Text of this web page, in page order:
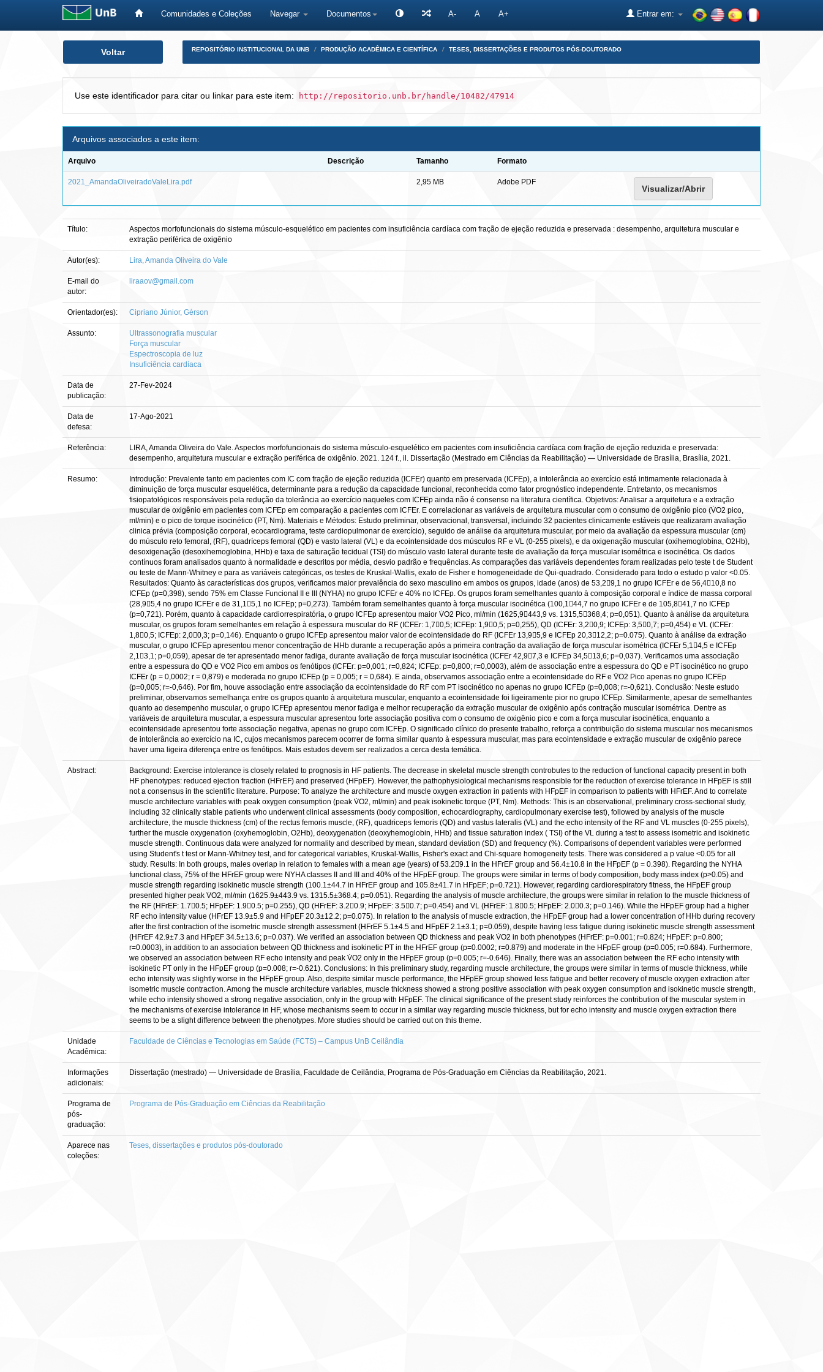
Comunidades e Coleções Navegar Documentos A- A A+ Entrar em:
Voltar REPOSITÓRIO INSTITUCIONAL DA UNB PRODUÇÃO ACADÊMICA E CIENTÍFICA TESES, DISSERTAÇÕES E PRODUTOS PÓS-DOUTORADO
Use este identificador para citar ou linkar para este item: http://repositorio.unb.br/handle/10482/47914
Arquivos associados a este item:
Arquivo Descrição Tamanho Formato
2021_AmandaOliveiradoValeLira.pdf 2,95 MB Adobe PDF
Visualizar/Abrir
Título:
Aspectos morfofuncionais do sistema músculo-esquelético em pacientes com insuficiência cardíaca com fração de ejeção reduzida e preservada : desempenho, arquitetura muscular e
extração periférica de oxigênio
Autor(es): Lira, Amanda Oliveira do Vale
E-mail do
autor:
liraaov@gmail.com
Orientador(es): Cipriano Júnior, Gérson
Assunto:
Ultrassonografia muscular
Força muscular
Espectroscopia de luz
Insuficiência cardíaca
Data de
publicação:
27-Fev-2024
Data de
defesa:
17-Ago-2021
Referência:
LIRA, Amanda Oliveira do Vale. Aspectos morfofuncionais do sistema músculo-esquelético em pacientes com insuficiência cardíaca com fração de ejeção reduzida e preservada:
desempenho, arquitetura muscular e extração periférica de oxigênio. 2021. 124 f., il. Dissertação (Mestrado em Ciências da Reabilitação) — Universidade de Brasília, Brasília, 2021.
Resumo:
Introdução: Prevalente tanto em pacientes com IC com fração de ejeção reduzida (ICFEr) quanto em preservada (ICFEp), a intolerância ao exercício está intimamente relacionada à
diminuição de força muscular esquelética, determinante para a redução da capacidade funcional, reconhecida como fator prognóstico independente. Entretanto, os mecanismos
fisiopatológicos responsáveis pela redução da tolerância ao exercício naqueles com ICFEp ainda não é consenso na literatura científica. Objetivos: Analisar a arquitetura e a extração
muscular de oxigênio em pacientes com ICFEp em comparação a pacientes com ICFEr. E correlacionar as variáveis de arquitetura muscular com o consumo de oxigênio pico (V̇O2 pico,
ml/min) e o pico de torque isocinético (PT, Nm). Materiais e Métodos: Estudo preliminar, observacional, transversal, incluindo 32 pacientes clinicamente estáveis que realizaram avaliação
clinica prévia (composição corporal, ecocardiograma, teste cardiopulmonar de exercício), seguido de análise da arquitetura muscular, por meio da avaliação da espessura muscular (cm)
do músculo reto femoral, (RF), quadríceps femoral (QD) e vasto lateral (VL) e da ecointensidade dos músculos RF e VL (0-255 pixels), e da oxigenação muscular (oxihemoglobina, O2Hb),
desoxigenação (desoxihemoglobina, HHb) e taxa de saturação tecidual (TSI) do músculo vasto lateral durante teste de avaliação da força muscular isométrica e isocinética. Os dados
contínuos foram analisados quanto à normalidade e descritos por média, desvio padrão e frequências. As comparações das variáveis dependentes foram realizadas pelo teste t de Student
ou teste de Mann-Whitney e para as variáveis categóricas, os testes de Kruskal-Wallis, exato de Fisher e homogeneidade de Qui-quadrado. Considerado para todo o estudo p valor <0.05.
Resultados: Quanto às características dos grupos, verificamos maior prevalência do sexo masculino em ambos os grupos, idade (anos) de 53,29,1 no grupo ICFEr e de 56,410,8 no
ICFEp (p=0,398), sendo 75% em Classe Funcional II e III (NYHA) no grupo ICFEr e 40% no ICFEp. Os grupos foram semelhantes quanto à composição corporal e índice de massa corporal
(28,95,4 no grupo ICFEr e de 31,15,1 no ICFEp; p=0,273). Também foram semelhantes quanto à força muscular isocinética (100,144,7 no grupo ICFEr e de 105,841,7 no ICFEp
(p=0,721). Porém, quanto à capacidade cardiorrespiratória, o grupo ICFEp apresentou maior V̇O2 Pico, ml/min (1625,9443,9 vs. 1315,5368,4; p=0,051). Quanto à análise da arquitetura
muscular, os grupos foram semelhantes em relação à espessura muscular do RF (ICFEr: 1,70,5; ICFEp: 1,90,5; p=0,255), QD (ICFEr: 3,20,9; ICFEp: 3,50,7; p=0,454) e VL (ICFEr:
1,80,5; ICFEp: 2,00,3; p=0,146). Enquanto o grupo ICFEp apresentou maior valor de ecointensidade do RF (ICFEr 13,95,9 e ICFEp 20,312,2; p=0.075). Quanto à análise da extração
muscular, o grupo ICFEp apresentou menor concentração de HHb durante a recuperação após a primeira contração da avaliação de força muscular isométrica (ICFEr 5,14,5 e ICFEp
2,13,1; p=0,059), apesar de ter apresentado menor fadiga, durante avaliação de força muscular isocinética (ICFEr 42,97,3 e ICFEp 34,513,6; p=0,037). Verificamos uma associação
entre a espessura do QD e V̇O2 Pico em ambos os fenótipos (ICFEr: p=0,001; r=0,824; ICFEp: p=0,800; r=0,0003), além de associação entre a espessura do QD e PT isocinético no grupo
ICFEr (p = 0,0002; r = 0,879) e moderada no grupo ICFEp (p = 0,005; r = 0,684). E ainda, observamos associação entre a ecointensidade do RF e V̇O2 Pico apenas no grupo ICFEp
(p=0,005; r=-0,646). Por fim, houve associação entre associação da ecointensidade do RF com PT isocinético no apenas no grupo ICFEp (p=0,008; r=-0,621). Conclusão: Neste estudo
preliminar, observamos semelhança entre os grupos quanto à arquitetura muscular, enquanto a ecointensidade foi ligeiramente pior no grupo ICFEp. Similarmente, apesar de semelhantes
quanto ao desempenho muscular, o grupo ICFEp apresentou menor fadiga e melhor recuperação da extração muscular de oxigênio após contração muscular isométrica. Dentre as
variáveis de arquitetura muscular, a espessura muscular apresentou forte associação positiva com o consumo de oxigênio pico e com a força muscular isocinética, enquanto a
ecointensidade apresentou forte associação negativa, apenas no grupo com ICFEp. O significado clínico do presente trabalho, reforça a contribuição do sistema muscular nos mecanismos
de intolerância ao exercício na IC, cujos mecanismos parecem ocorrer de forma similar quanto à espessura muscular, mas para ecointensidade e extração muscular de oxigênio parece
haver uma ligeira diferença entre os fenótipos. Mais estudos devem ser realizados a cerca desta temática.
Abstract:
Background: Exercise intolerance is closely related to prognosis in HF patients. The decrease in skeletal muscle strength controbutes to the reduction of functional capacity present in both
HF phenotypes: reduced ejection fraction (HFrEF) and preserved (HFpEF). However, the pathophysiological mechanisms responsible for the reduction of exercise tolerance in HFpEF is still
not a consensus in the scientific literature. Purpose: To analyze the architecture and muscle oxygen extraction in patients with HFpEF in comparison to patients with HFrEF. And to correlate
muscle architecture variables with peak oxygen consumption (peak V̇O2, ml/min) and peak isokinetic torque (PT, Nm). Methods: This is an observational, preliminary cross-sectional study,
including 32 clinically stable patients who underwent clinical assessments (body composition, echocardiography, cardiopulmonary exercise test), followed by analysis of the muscle
architecture, the muscle thickness (cm) of the rectus femoris muscle, (RF), quadriceps femoris (QD) and vastus lateralis (VL) and the echo intensity of the RF and VL muscles (0-255 pixels),
further the muscle oxygenation (oxyhemoglobin, O2Hb), deoxygenation (deoxyhemoglobin, HHb) and tissue saturation index ( TSI) of the VL during a test to assess isometric and isokinetic
muscle strength. Continuous data were analyzed for normality and described by mean, standard deviation (SD) and frequency (%). Comparisons of dependent variables were performed
using Student's t test or Mann-Whitney test, and for categorical variables, Kruskal-Wallis, Fisher's exact and Chi-square homogeneity tests. There was considered a p value <0.05 for all
study. Results: In both groups, males overlap in relation to females with a mean age (years) of 53.29.1 in the HFrEF group and 56.4±10.8 in the HFpEF (p = 0.398). Regarding the NYHA
functional class, 75% of the HFrEF group were NYHA classes II and III and 40% of the HFpEF group. The groups were similar in terms of body composition, body mass index (p>0.05) and
muscle strength regarding isokinetic muscle strength (100.1±44.7 in HFrEF group and 105.8±41.7 in HFpEF; p=0.721). However, regarding cardiorespiratory fitness, the HFpEF group
presented higher peak V̇O2, ml/min (1625.9±443.9 vs. 1315.5±368.4; p=0.051). Regarding the analysis of muscle architecture, the groups were similar in relation to the muscle thickness of
the RF (HFrEF: 1.70.5; HFpEF: 1.90.5; p=0.255), QD (HFrEF: 3.20.9; HFpEF: 3.50.7; p=0.454) and VL (HFrEF: 1.80.5; HFpEF: 2.00.3; p=0.146). While the HFpEF group had a higher
RF echo intensity value (HFrEF 13.9±5.9 and HFpEF 20.3±12.2; p=0.075). In relation to the analysis of muscle extraction, the HFpEF group had a lower concentration of HHb during recovery
after the first contraction of the isometric muscle strength assessment (HFrEF 5.1±4.5 and HFpEF 2.1±3.1; p=0.059), despite having less fatigue during isokinetic muscle strength assessment
(HFrEF 42.9±7.3 and HFpEF 34.5±13.6; p=0.037). We verified an association between QD thickness and peak V̇O2 in both phenotypes (HFrEF: p=0.001; r=0.824; HFpEF: p=0.800;
r=0.0003), in addition to an association between QD thickness and isokinetic PT in the HFrEF group (p=0.0002; r=0.879) and moderate in the HFpEF group (p=0.005; r=0.684). Furthermore,
we observed an association between RF echo intensity and peak V̇O2 only in the HFpEF group (p=0.005; r=-0.646). Finally, there was an association between the RF echo intensity with
isokinetic PT only in the HFpEF group (p=0.008; r=-0.621). Conclusions: In this preliminary study, regarding muscle architecture, the groups were similar in terms of muscle thickness, while
echo intensity was slightly worse in the HFpEF group. Also, despite similar muscle performance, the HFpEF group showed less fatigue and better recovery of muscle oxygen extraction after
isometric muscle contraction. Among the muscle architecture variables, muscle thickness showed a strong positive association with peak oxygen consumption and isokinetic muscle strength,
while echo intensity showed a strong negative association, only in the group with HFpEF. The clinical significance of the present study reinforces the contribution of the muscular system in
the mechanisms of exercise intolerance in HF, whose mechanisms seem to occur in a similar way regarding muscle thickness, but for echo intensity and muscle oxygen extraction there
seems to be a slight difference between the phenotypes. More studies should be carried out on this theme.
Unidade
Acadêmica:
Faculdade de Ciências e Tecnologias em Saúde (FCTS) – Campus UnB Ceilândia
Informações
adicionais:
Dissertação (mestrado) — Universidade de Brasília, Faculdade de Ceilândia, Programa de Pós-Graduação em Ciências da Reabilitação, 2021.
Programa de
pós-
graduação:
Programa de Pós-Graduação em Ciências da Reabilitação
Aparece nas
coleções:
Teses, dissertações e produtos pós-doutorado